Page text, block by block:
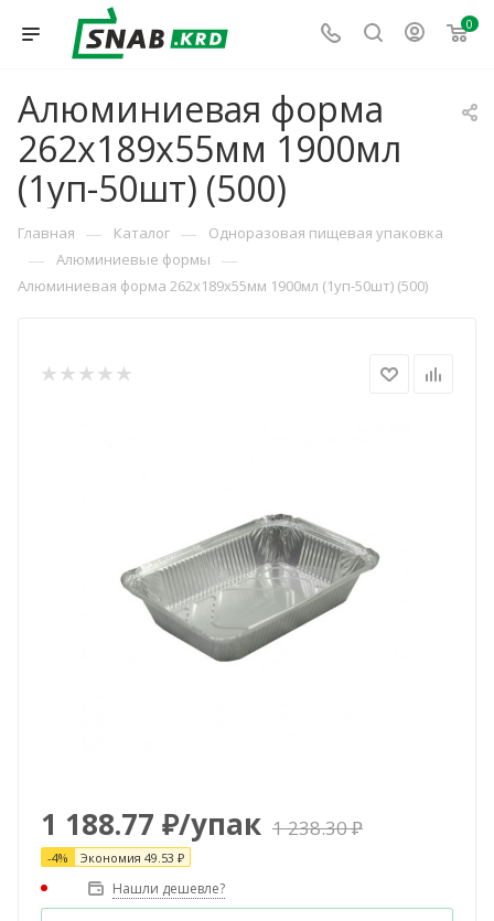
0
Алюминиевая форма
262х189х55мм 1900мл
(1уп-50шт) (500)
Главная — Каталог — Одноразовая пищевая упаковка
— Алюминиевые формы —
Алюминиевая форма 262х189х55мм 1900мл (1уп-50шт) (500)
1 188.77 ₽/упак 1 238.30₽
-4% Экономия 49.53 ₽
Нашли дешевле?